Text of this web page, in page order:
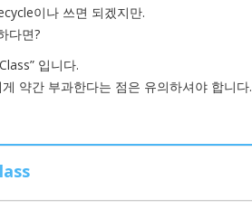
이나 쓰면 되겠지만.
다면?
입니다.
약간 부과한다는 점은 유의하셔야 합니다.